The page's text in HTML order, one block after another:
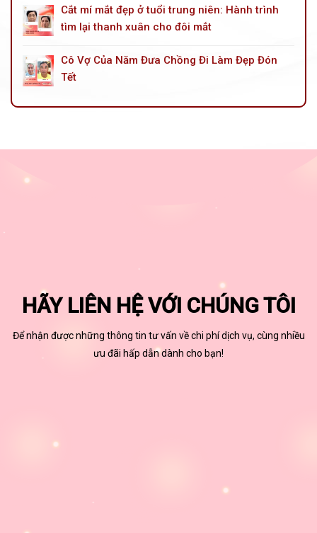
Cắt mí mắt đẹp ở tuổi trung niên: Hành trình
tìm lại thanh xuân cho đôi mắt
Cô Vợ Của Năm Đưa Chồng Đi Làm Đẹp Đón
Tết
HÃY LIÊN HỆ VỚI CHÚNG TÔI
Để nhận được những thông tin tư vấn về chi phí dịch vụ, cùng nhiều
ưu đãi hấp dẫn dành cho bạn!